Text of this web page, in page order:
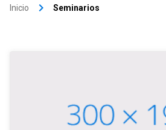
Inicio keyboard_arrow_right Seminarios